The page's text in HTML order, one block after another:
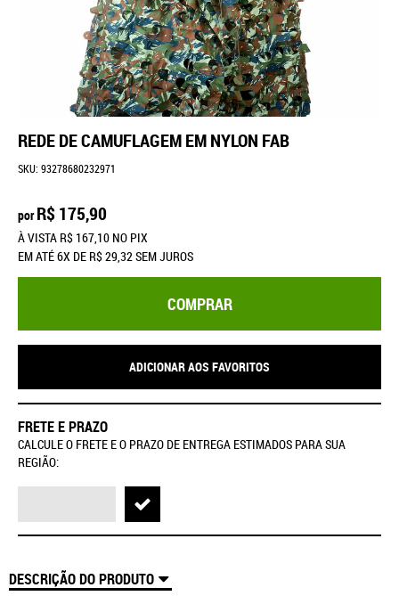
REDE DE CAMUFLAGEM EM NYLON FAB
SKU: 93278680232971
por R$ 175,90
À VISTA R$ 167,10 NO PIX
EM ATÉ6X DE R$ 29,32SEM JUROS
COMPRAR
ADICIONAR AOS FAVORITOS
FRETE E PRAZO
CALCULE O FRETE E O PRAZO DE ENTREGA ESTIMADOS PARA SUA
REGIÃO:
DESCRIÇÃO DO PRODUTO